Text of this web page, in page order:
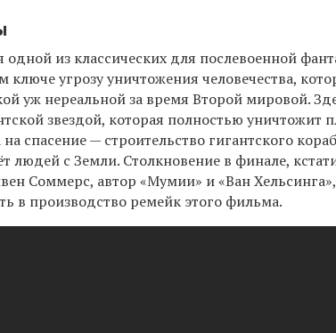
одной из классических для послевоенной
угрозу уничтожения человечества,
уж нереальной за время Второй мировой.
звездой, которая полностью уничтожит
спасение — строительство гигантского
людей с Земли. Столкновение в финале,
Соммерс, автор «Мумии» и «Ван
в производство ремейк этого фильма.